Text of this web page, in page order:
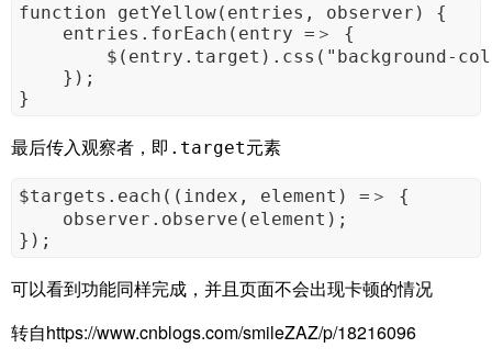
function getYellow(entries, observer) {
    entries.forEach(entry =＞ {
$(entry.target).css("background-
    });
}
最后传入观察者，即 .target元素
$targets.each((index, element) =＞ {
    observer.observe(element);
});
可以看到功能同样完成，并且页面不会出现卡顿的情况
转自https://www.cnblogs.com/smileZAZ/p/18216096